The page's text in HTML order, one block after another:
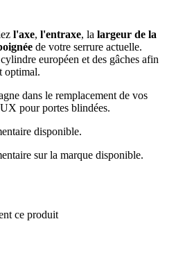
l'axe, l'entraxe, la largeur de la
de votre serrure actuelle.
européen et des gâches afin
optimal.
dans le remplacement de vos
pour portes blindées.
disponible.
sur la marque disponible.
ce produit